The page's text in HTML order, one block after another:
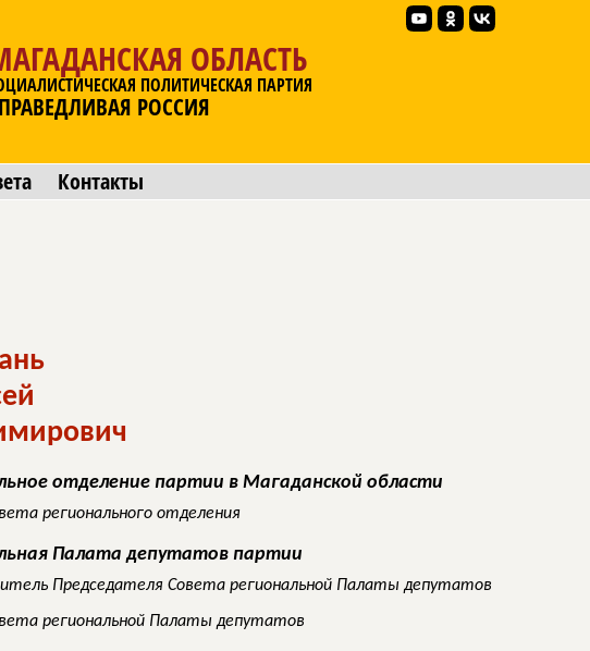
ОБЛАСТЬ
ПОЛИТИЧЕСКАЯ ПАРТИЯ
РОССИЯ
Контакты
отделение партии в Магаданской области
регионального отделения
Палата депутатов партии
Председателя Совета региональной Палаты депутатов
региональной Палаты депутатов